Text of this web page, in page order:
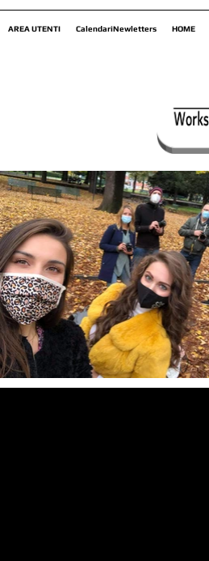
AREA UTENTI CalendariNewletters HOME